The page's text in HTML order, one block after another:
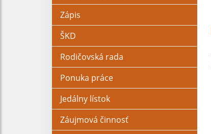
Zápis
ŠKD
Rodičovská rada
Ponuka práce
Jedálny lístok
Záujmová činnosť